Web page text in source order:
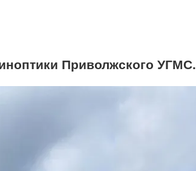
Приволжского УГМС.